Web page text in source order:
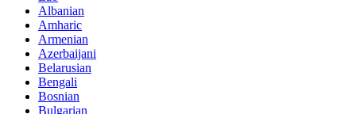
Albanian
Amharic
Armenian
Azerbaijani
Belarusian
Bengali
Bosnian
Bulgarian